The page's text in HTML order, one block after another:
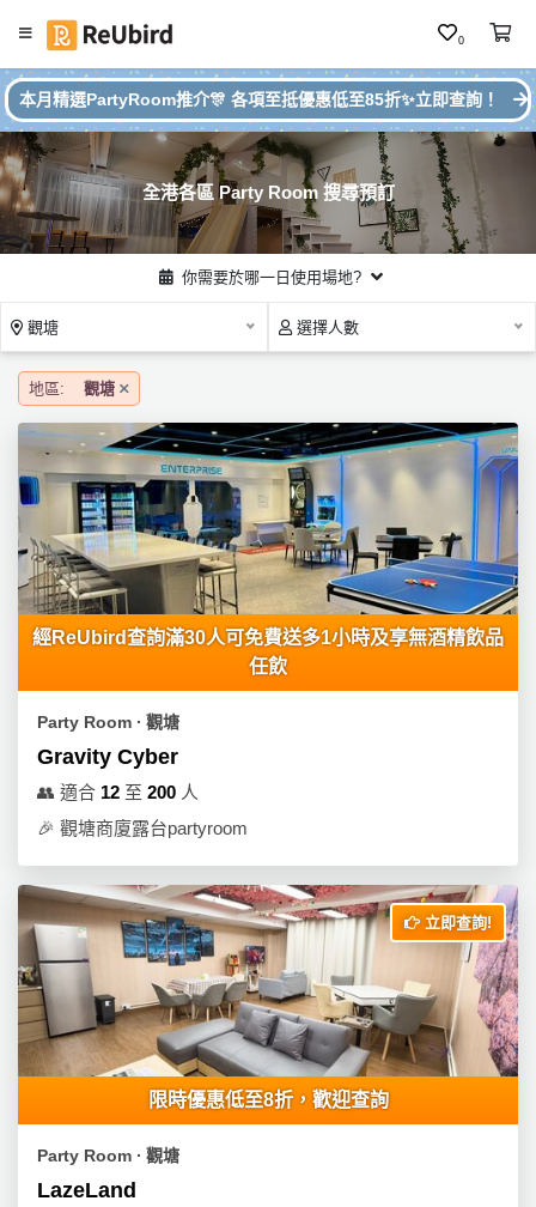
0
繁
中
E
N
登
註
冊
務
及
產
品
分
類
P
t
y
o
o
m
到
會
美
色
蛋
搞
a
r
t
y
朋
會
活
攻
略
活
動
會
員
#
本
月
P
ar
ty
R
o
推
介
本月精選PartyRoom推介🎊 各項至抵優惠低至85折✨立即查詢！
全港各區 Party Room 搜尋預訂
你需要於哪一日使用場地?
觀塘 選擇人數
地區: 觀塘
經ReUbird查詢滿30人可免費送多1小時及享無酒精飲品
任飲
Party Room ∙ 觀塘
Gravity Cyber
👥 適合 12 至 200 人
🎉 觀塘商廈露台partyroom
立即查詢!
限時優惠低至8折，歡迎查詢
Party Room ∙ 觀塘
LazeLand